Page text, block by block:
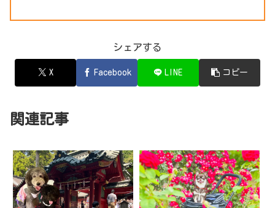
シェアする
X Facebook LINE コピー
関連記事